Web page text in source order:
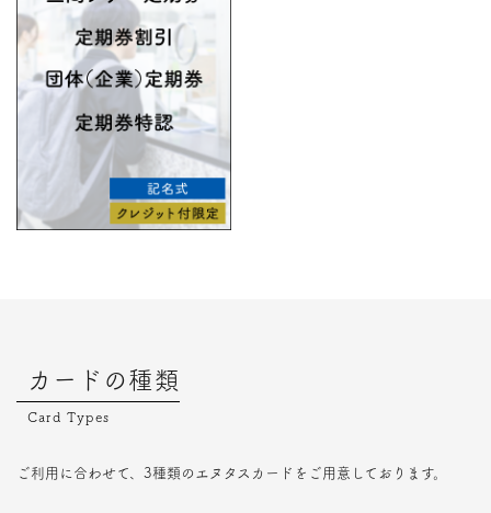
カードの種類
Card Types
ご利用に合わせて、3種類のエヌタスカードをご用意しております。